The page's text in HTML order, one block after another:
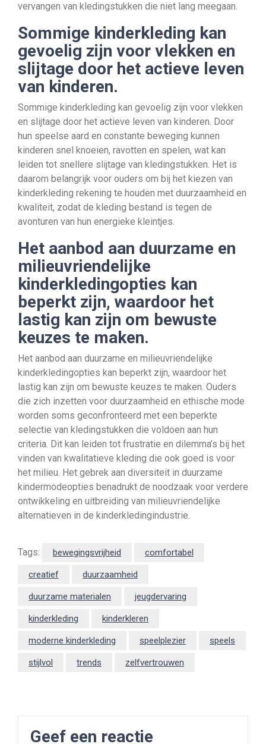
vervangen van kledingstukken die niet lang meegaan.
Sommige kinderkleding kan
gevoelig zijn voor vlekken en
slijtage door het actieve leven
van kinderen.
Sommige kinderkleding kan gevoelig zijn voor vlekken
en slijtage door het actieve leven van kinderen. Door
hun speelse aard en constante beweging kunnen
kinderen snel knoeien, ravotten en spelen, wat kan
leiden tot snellere slijtage van kledingstukken. Het is
daarom belangrijk voor ouders om bij het kiezen van
kinderkleding rekening te houden met duurzaamheid en
kwaliteit, zodat de kleding bestand is tegen de
avonturen van hun energieke kleintjes.
Het aanbod aan duurzame en
milieuvriendelijke
kinderkledingopties kan
beperkt zijn, waardoor het
lastig kan zijn om bewuste
keuzes te maken.
Het aanbod aan duurzame en milieuvriendelijke
kinderkledingopties kan beperkt zijn, waardoor het
lastig kan zijn om bewuste keuzes te maken. Ouders
die zich inzetten voor duurzaamheid en ethische mode
worden soms geconfronteerd met een beperkte
selectie van kledingstukken die voldoen aan hun
criteria. Dit kan leiden tot frustratie en dilemma’s bij het
vinden van kwalitatieve kleding die ook goed is voor
het milieu. Het gebrek aan diversiteit in duurzame
kindermodeopties benadrukt de noodzaak voor verdere
ontwikkeling en uitbreiding van milieuvriendelijke
alternatieven in de kinderkledingindustrie.
Tags: bewegingsvrijheid comfortabel
creatief duurzaamheid
duurzame materialen jeugdervaring
kinderkleding kinderkleren
moderne kinderkleding speelplezier speels
stijlvol trends zelfvertrouwen
Geef een reactie